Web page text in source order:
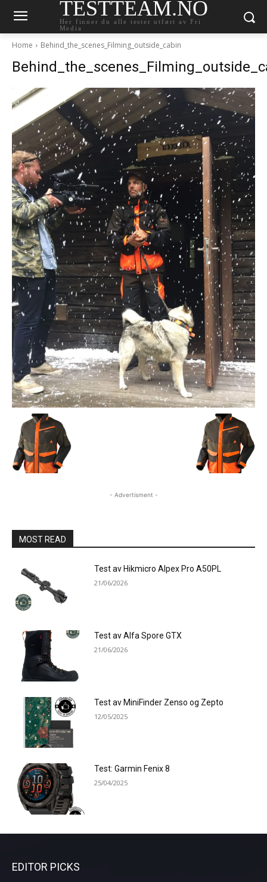
TESTTEAM.NO
Her finner du alle tester utført av Fri
Media
Home Behind_the_scenes_Filming_outside_cabin
- Advertisment -
MOST READ
Test av Hikmicro Alpex Pro A50PL
21/06/2026
Test av Alfa Spore GTX
21/06/2026
Test av MiniFinder Zenso og Zepto
12/05/2025
Test: Garmin Fenix 8
25/04/2025
EDITOR PICKS